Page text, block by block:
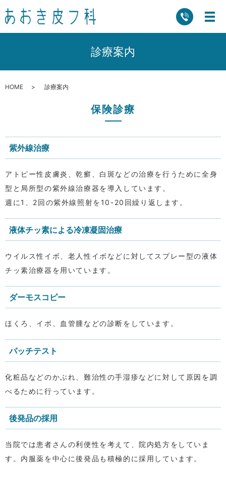
診療案内
HOME 診療案内
保険診療
紫外線治療
アトピー性皮膚炎、乾癬、白斑などの治療を行うために全身
型と局所型の紫外線治療器を導入しています。
週に1、2回の紫外線照射を10-20回繰り返します。
液体チッ素による冷凍凝固治療
ウイルス性イボ、老人性イボなどに対してスプレー型の液体
チッ素治療器を用いています。
ダーモスコピー
ほくろ、イボ、血管腫などの診断をしています。
パッチテスト
化粧品などのかぶれ、難治性の手湿疹などに対して原因を調
べるために行っています。
後発品の採用
当院では患者さんの利便性を考えて、院内処方をしていま
す。内服薬を中心に後発品も積極的に採用しています。